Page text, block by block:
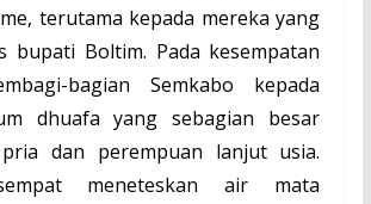
terutama kepada mereka yang
bupati Boltim. Pada kesempatan
bagian Semkabo kepada
dhuafa yang sebagian besar
dan perempuan lanjut usia.
meneteskan air mata